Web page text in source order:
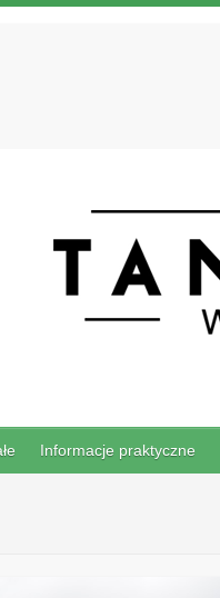
Informacje praktyczne